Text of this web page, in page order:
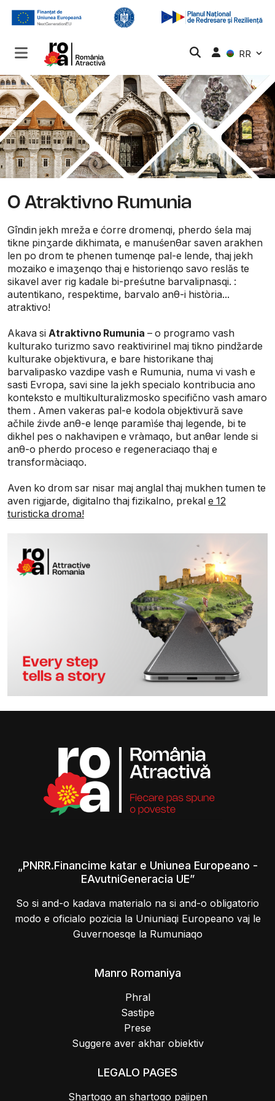
RR
O Atraktivno Rumunia
Gîndin jekh mreža e ćorre dromenqi, pherdo śela maj
tikne pinʒarde dikhimata, e manuśenθar saven arakhen
len po drom te phenen tumenqe pal-e lende, thaj jekh
mozaiko e imaʒenqo thaj e historienqo savo reslăs te
sikavel aver rig kadale bi-preśutne barvalipnasqi. :
autentikano, respektime, barvalo anθ-i història...
atraktivo!
Akava si Atraktivno Rumunia – o programo vash
kulturako turizmo savo reaktivirinel maj tikno pindžarde
kulturake objektivura, e bare historikane thaj
barvalipasko vazdipe vash e Rumunia, numa vi vash e
sasti Evropa, savi sine la jekh specialo kontribucia ano
konteksto e multikulturalizmosko specifično vash amaro
them . Amen vakeras pal-e kodola objektivură save
ačhile źivde anθ-e lenqe paramìśe thaj legende, bi te
dikhel pes o nakhavipen e vràmaqo, but anθar lende si
anθ-o pherdo proceso e regeneraciaqo thaj e
transformàciaqo.
Aven ko drom sar nisar maj anglal thaj mukhen tumen te
aven rigjarde, digitalno thaj fizikalno, prekal e 12
turisticka droma!
„PNRR.Financime katar e Uniunea Europeano -
EAvutniGeneracia UE”
So si and-o kadava materialo na si and-o obligatorio
modo e oficialo pozicia la Uniuniaqi Europeano vaj le
Guvernoesqe la Rumuniaqo
Manro Romaniya
Phral
Sastipe
Prese
Suggere aver akhar obiektiv
LEGALO PAGES
Shartoqo an shartoqo pajipen